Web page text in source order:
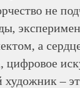
не
а
–